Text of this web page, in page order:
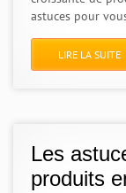
astuces pour
LIRE LA SUITE
Les
produits